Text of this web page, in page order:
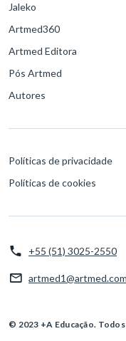
Jaleko
Artmed360
Artmed Editora
Pós Artmed
Autores
Políticas de privacidade
Políticas de cookies
+55 (51) 3025-2550
artmed1@artmed.com
© 2023 +A Educação.